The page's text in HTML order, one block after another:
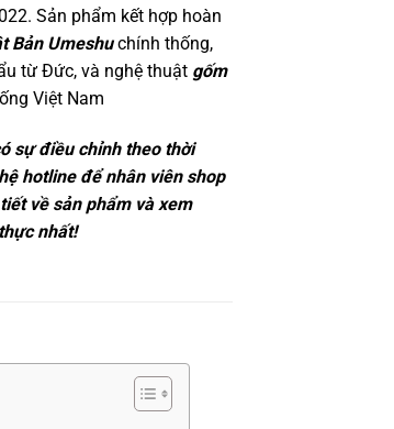
Sản phẩm kết hợp hoàn
Bản Umeshuchính thống,
từ Đức, và nghệ thuật gốm
Việt Nam
sự điều chỉnh theo thời
hotline để nhân viên shop
về sản phẩm và xem
nhất!